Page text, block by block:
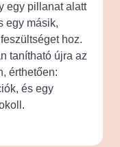
egy pillanat alatt
egy másik,
hoz.
tanítható újra az
érthetően:
és egy